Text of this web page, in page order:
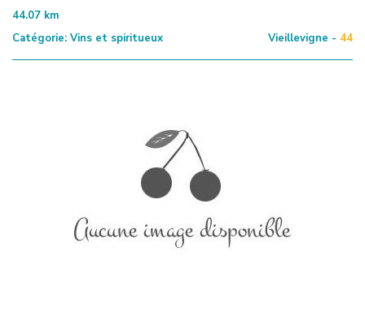
44.07 km
Catégorie: Vins et spiritueux Vieillevigne - 44